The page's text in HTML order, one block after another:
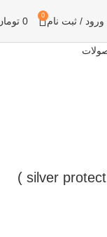
ورود / ثبت نام 0
0